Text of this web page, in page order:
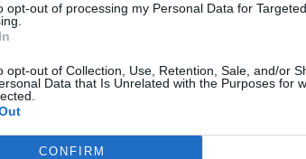
opt-out of processing my Personal Data for Targeted
opt-out of Collection, Use, Retention, Sale, and/or
Data that Is Unrelated with the Purposes for
CONFIRM
ομάδας αλλάζει τα δεδομένα και το
αποχωρεί τον Φεβρουάριο του 2022
σε άλλη ομάδα.